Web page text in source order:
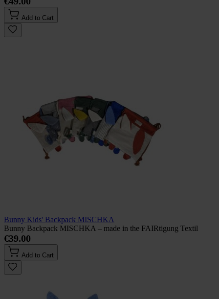
Add to Cart
Bunny Kids' Backpack MISCHKA
Bunny Backpack MISCHKA – made in the FAIRtigung Textil
€39.00
Add to Cart